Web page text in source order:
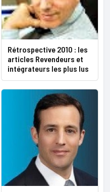
Rétrospective 2010 : les
articles Revendeurs et
intégrateurs les plus lus